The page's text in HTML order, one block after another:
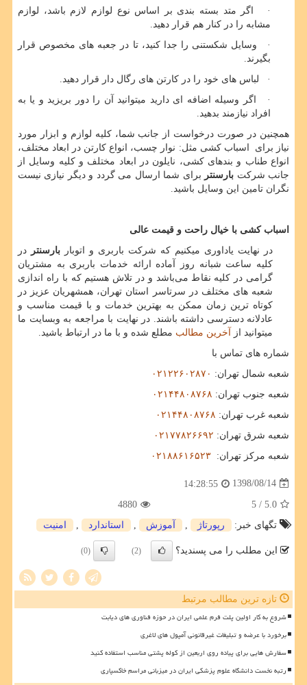
· اگر متد بسته بندی بر اساس نوع لوازم لازم باشد، لوازم
مشابه را در کنار هم قرار دهید.
· وسایل شکستنی را جدا کنید، تا در جعبه های مخصوص قرار
بگیرند.
· لباس های خود را در کارتن های رگال دار قرار دهید.
· اگر وسیله اضافه ای دارید میتوانید آن را دور بریزید و یا به
افراد نیازمند بدهید.
همچنین در صورت درخواست از جانب شما، کلیه لوازم و ابزار مورد
نیاز برای اسباب کشی مثل: نوار چسب، انواع کارتن در ابعاد مختلف،
انواع طناب و بندهای کشی، نایلون در ابعاد مختلف و کلیه وسایل از
جانب شرکت بارسنتر برای شما ارسال می گردد و دیگر نیازی نیست
نگران تامین این وسایل باشید.
اسباب کشی با خیال راحت و قیمت عالی
در نهایت یاداوری میکنیم که شرکت باربری و اتوبار بارسنتر
در
کلیه ساعت شبانه روز آماده ارائه خدمات باربری به مشتریان
گرامی در کلیه نقاط می‌باشد و در تلاش هستیم که با راه اندازی
شعبه های مختلف در سرتاسر استان تهران، همشهریان عزیز در
کوتاه ترین زمان ممکن به بهترین خدمات و با قیمت مناسب و
عادلانه دسترسی داشته باشند. در نهایت با مراجعه به وبسایت ما
میتوانید از
آخرین مطالب مطلع شده و با ما در ارتباط باشید.
شماره های تماس با
شعبه شمال تهران: ۰۲۱۲۲۶۰۲۸۷۰
شعبه جنوب تهران: ۰۲۱۴۴۸۰۸۷۶۸
شعبه غرب تهران: ۰۲۱۴۴۸۰۸۷۶۸
شعبه شرق تهران: ۰۲۱۷۷۸۲۶۶۹۲
شعبه مرکز تهران: ۰۲۱۸۸۶۱۶۵۲۳
1398/08/14
14:28:55
5.0
/ 5
4880
تگهای خبر:
رپورتاژ آموزش استاندارد امنیت
این مطلب را می پسندید؟ (2)
(0)
تازه ترین مطالب مرتبط
شروع به کار اولین پلت فرم علمی ایران در حوزه فناوری های دیابت
برخورد با عرضه و تبلیغات غیرقانونی آمپول های لاغری
سفارش هایی برای پیاده روی اربعین از کوله پشتی مناسب استفاده کنید
رتبه نخست دانشگاه علوم پزشکی ایران در میزبانی مراسم خاکسپاری